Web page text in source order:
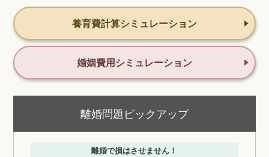
養育費計算シミュレーション
婚姻費用シミュレーション
離婚問題ピックアップ
離婚で損はさせません！